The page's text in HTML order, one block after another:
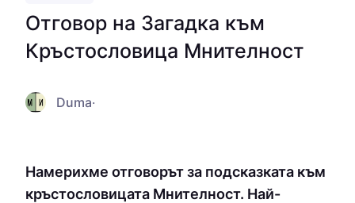
Отговор на Загадка към
Кръстословица Мнителност
Duma·
Намерихме отговорът за подсказката към
кръстословицата Мнителност. Най-